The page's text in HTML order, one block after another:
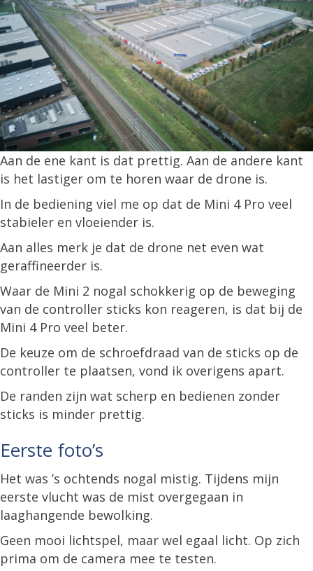
Aan de ene kant is dat prettig. Aan de andere kant
is het lastiger om te horen waar de drone is.
In de bediening viel me op dat de Mini 4 Pro veel
stabieler en vloeiender is.
Aan alles merk je dat de drone net even wat
geraffineerder is.
Waar de Mini 2 nogal schokkerig op de beweging
van de controller sticks kon reageren, is dat bij de
Mini 4 Pro veel beter.
De keuze om de schroefdraad van de sticks op de
controller te plaatsen, vond ik overigens apart.
De randen zijn wat scherp en bedienen zonder
sticks is minder prettig.
Eerste foto’s
Het was ’s ochtends nogal mistig. Tijdens mijn
eerste vlucht was de mist overgegaan in
laaghangende bewolking.
Geen mooi lichtspel, maar wel egaal licht. Op zich
prima om de camera mee te testen.